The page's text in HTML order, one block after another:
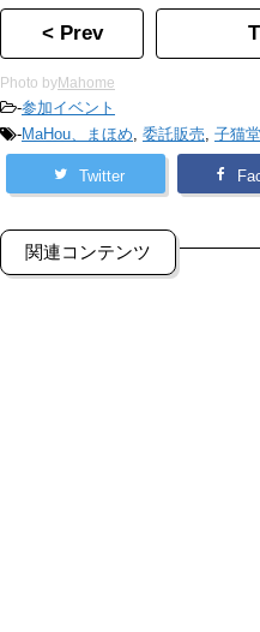
< Prev
Photo byMahome
-参加イベント
-MaHou、まほめ, 委託販売, 子猫堂
Twitter
関連コンテンツ